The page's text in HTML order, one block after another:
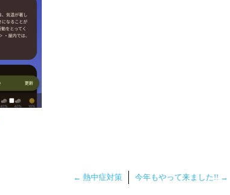
← 熱中症対策 今年もやって来ました!! →